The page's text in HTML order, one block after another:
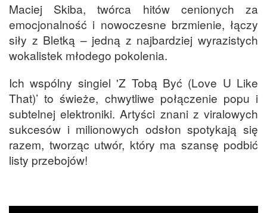
Maciej Skiba, twórca hitów cenionych za
emocjonalność i nowoczesne brzmienie, łączy
siły z Bletką – jedną z najbardziej wyrazistych
wokalistek młodego pokolenia.
Ich wspólny singiel 'Z Tobą Być (Love U Like
That)’ to świeże, chwytliwe połączenie popu i
subtelnej elektroniki. Artyści znani z viralowych
sukcesów i milionowych odsłon spotykają się
razem, tworząc utwór, który ma szansę podbić
listy przebojów!